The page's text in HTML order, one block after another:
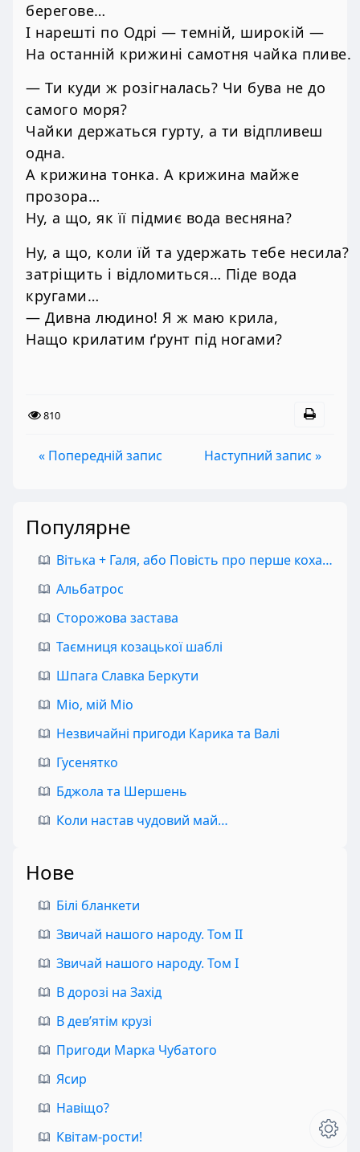
берегове…
І нарешті по Одрі — темній, широкій —
На останній крижині самотня чайка пливе.
— Ти куди ж розігналась? Чи бува не до
самого моря?
Чайки держаться гурту, а ти відпливеш
одна.
А крижина тонка. А крижина майже
прозора…
Ну, а що, як її підмиє вода весняна?
Ну, а що, коли їй та удержать тебе несила?
затріщить і відломиться… Піде вода
кругами…
— Дивна людино! Я ж маю крила,
Нащо крилатим ґрунт під ногами?
810
« Попередній запис Наступний запис »
Популярне
Вітька + Галя, або Повість про перше кохання
Альбатрос
Сторожова застава
Таємниця козацької шаблі
Шпага Славка Беркути
Міо, мій Міо
Незвичайні пригоди Карика та Валі
Гусенятко
Бджола та Шершень
Коли настав чудовий май…
Нове
Білі бланкети
Звичай нашого народу. Том II
Звичай нашого народу. Том I
В дорозі на Захід
В дев’ятім крузі
Пригоди Марка Чубатого
Ясир
Навіщо?
Квітам-рости!